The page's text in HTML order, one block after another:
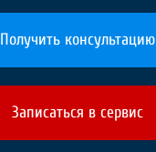
Получить консультацию
Записаться в сервис